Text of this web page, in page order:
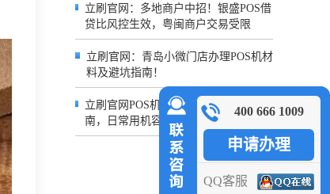
立刷官网：多地商户中招！银盛POS借
贷比风控生效，粤闽商户交易受限
立刷官网：青岛小微门店办理POS机材
料及避坑指南！
立刷官网POS机：小微商户收单避坑指
南，日常用机容易忽略的风控细节
400 666 1009
申请办理
QQ客服